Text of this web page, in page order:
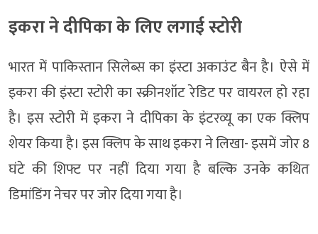
इकरा ने दीपिका के लिए लगाई स्टोरी
भारत में पाकिस्तान सिलेब्स का इंस्टा अकाउंट बैन है। ऐसे में
इकरा की इंस्टा स्टोरी का स्क्रीनशॉट रेडिट पर वायरल हो रहा
है। इस स्टोरी में इकरा ने दीपिका के इंटरव्यू का एक क्लिप
शेयर किया है। इस क्लिप के साथ इकरा ने लिखा- इसमें जोर 8
घंटे की शिफ्ट पर नहीं दिया गया है बल्कि उनके कथित
डिमांडिंग नेचर पर जोर दिया गया है।